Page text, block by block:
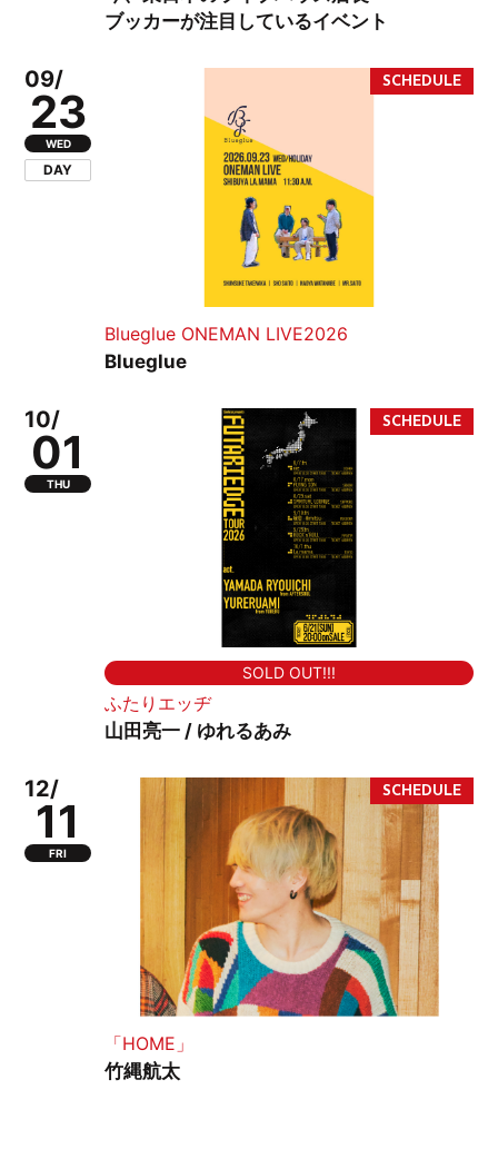
ブッカーが注目しているイベント
09/
23
WED
DAY
Blueglue ONEMAN LIVE2026
Blueglue
10/
01
THU
SOLD OUT!!!
ふたりエッヂ
山田亮一 / ゆれるあみ
12/
11
FRI
「HOME」
竹縄航太